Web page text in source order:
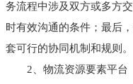
务流程中涉及双方或多方
时有效沟通的条件；最后
套可行的协同机制和规则。
2、物流资源要素平台